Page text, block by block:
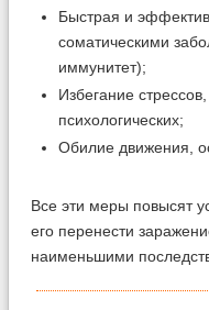
Быстрая и
соматическими
иммунитет);
Избегание
психологических;
Обилие движения,
Все эти меры повысят
его перенести
наименьшими